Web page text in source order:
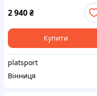
...
2 940₴
Купити
platsport
Вінниця